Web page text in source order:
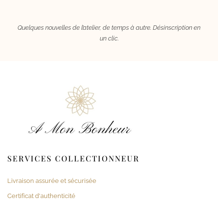
Quelques nouvelles de l’atelier, de temps à autre. Désinscription en
un clic.
SERVICES COLLECTIONNEUR
Livraison assurée et sécurisée
Certificat d'authenticité